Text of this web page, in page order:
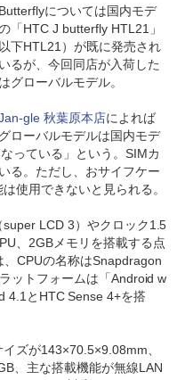
については国内モデ
「HTC J butterfly HTL21」
以下HTL21）が既に発売され
るが、今回同店が入荷した
グローバルモデル。
gle 秋葉原本店によれば
グローバルモデルは国内モデ
っている」という。SIMカ
る。ただし、おサイフケー
使用できないと見られる。
LCD 3）やクロック1.5
、2GBメモリを搭載する点
CPUの名称はSnapdragon
ットフォームは「Android w
4.1とHTC Sense 4+を搭
ズが143×70.5×9.08mm、
、主な搭載機能が無線LAN